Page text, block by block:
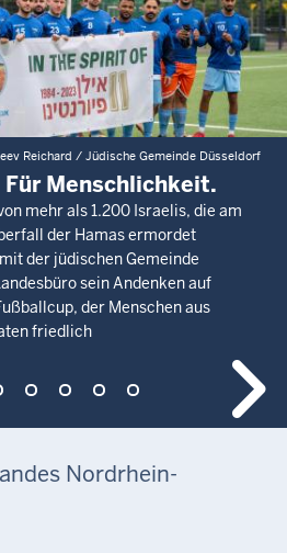
Für Menschlichkeit.
mehr als 1.200 Israelis, die am
der Hamas ermordet
der jüdischen Gemeinde
sein Andenken auf
der Menschen aus
friedlich
gab es am 7. Juni 2026
aus Israel und ein buntes
Reichard / Jüdische Gemeinde Düsseldorf
Nordrhein-